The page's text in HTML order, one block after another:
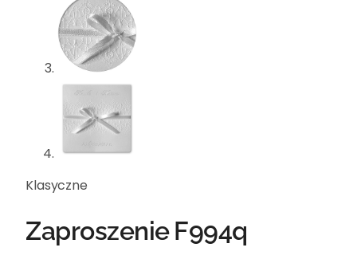
Klasyczne
Zaproszenie F994q